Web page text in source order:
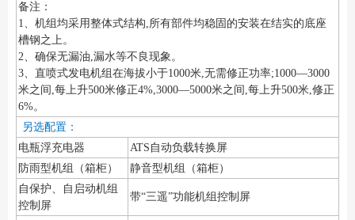
备注：
1、机组均采用整体式结构,所有部件均稳固的安装在结实的底座
槽钢之上。
2、确保无漏油,漏水等不良现象。
3、直喷式发电机组在海拔小于1000米,无需修正功率;1000—3000
米之间,每上升500米修正4%,3000—5000米之间,每上升500米,修正
6%。
另选配置：
电瓶浮充电器
ATS自动负载转换屏
防雨型机组（箱柜）
静音型机组（箱柜）
自保护、自启动机组
控制屏
带“三遥”功能机组控制屏